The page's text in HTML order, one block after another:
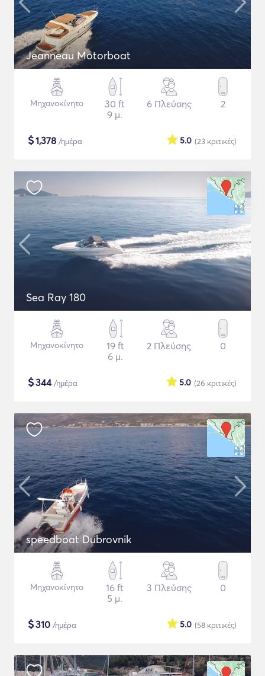
Jeanneau Motorboat
Μηχανοκίνητο
30 ft
9 μ.
6 Πλεύσης 2
$1,378 /ημέρα (23 κριτικές)
5.0
Sea Ray 180
Μηχανοκίνητο
19 ft
6 μ.
2 Πλεύσης 0
$344/ημέρα (26 κριτικές)
5.0
speedboat Dubrovnik
Μηχανοκίνητο
16 ft
5 μ.
3 Πλεύσης 0
$310 /ημέρα (58 κριτικές)
5.0